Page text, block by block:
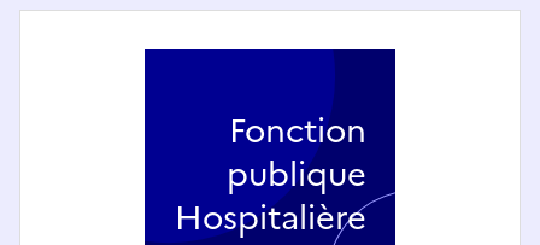
Fonction
publique
Hospitalière